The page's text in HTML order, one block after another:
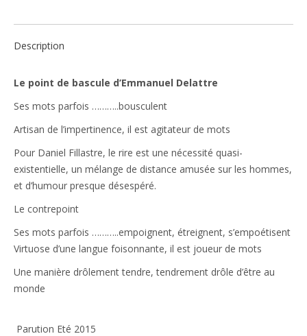
Description
Le point de bascule d’Emmanuel Delattre
Ses mots parfois ………..bousculent
Artisan de l’impertinence, il est agitateur de mots
Pour Daniel Fillastre, le rire est une nécessité quasi-
existentielle, un mélange de distance amusée sur les hommes,
et d’humour presque désespéré.
Le contrepoint
Ses mots parfois ………..empoignent, étreignent, s’empoétisent
Virtuose d’une langue foisonnante, il est joueur de mots
Une manière drôlement tendre, tendrement drôle d’être au
monde
Parution Eté 2015